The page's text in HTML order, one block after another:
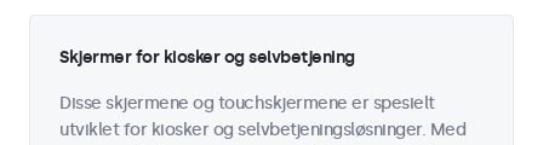
Skjermer for kiosker og selvbetjening
Disse skjermene og touchskjermene er spesielt
utviklet for kiosker og selvbetjeningsløsninger. Med